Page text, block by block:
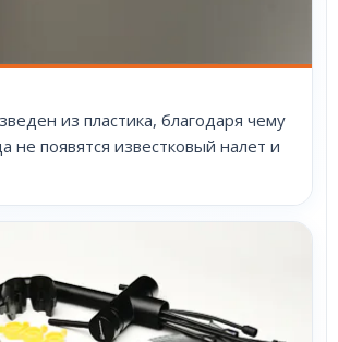
из пластика, благодаря чему
не появятся известковый налет и